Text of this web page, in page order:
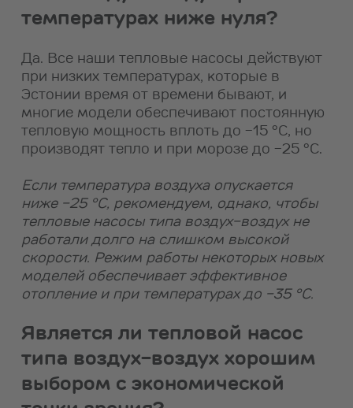
температурах ниже нуля?
Да. Все наши тепловые насосы действуют
при низких температурах, которые в
Эстонии время от времени бывают, и
многие модели обеспечивают постоянную
тепловую мощность вплоть до -15 °С, но
производят тепло и при морозе до -25 °C.
Если температура воздуха опускается
ниже -25 °С, рекомендуем, однако, чтобы
тепловые насосы типа воздух-воздух не
работали долго на слишком высокой
скорости. Режим работы некоторых новых
моделей обеспечивает эффективное
отопление и при температурах до -35 °С.
Является ли тепловой насос
типа воздух-воздух хорошим
выбором с экономической